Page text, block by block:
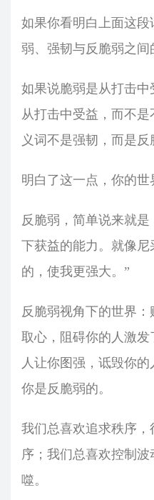
如果你看明白上面这
弱、强韧与反脆弱之间
如果说脆弱是从打击
从打击中受益，而不
义词不是强韧，而是反
明白了这一点，你的世
反脆弱，简单说来就
下获益的能力。就像
的，使我更强大。”
反脆弱视角下的世界
取心，阻碍你的人激
人让你图强，诋毁你的
你是反脆弱的。
我们总喜欢追求秩序
序；我们总喜欢控制
噬。